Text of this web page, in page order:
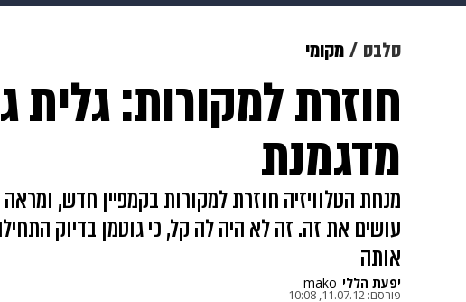
גאווה ויוה תשעה חודשים
סלבס מקומי
חוזרת למקורות: גלית
מדגמנת
מנחת הטלוויזיה חוזרת למקורות בקמפיין חדש,
עושים את זה. זה לא היה לה קל, כי גוטמן בדיוק
אותה
יפעת הללי mako
פורסם: 11.07.12, 10:08